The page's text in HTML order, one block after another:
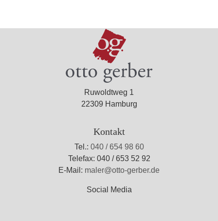
Ruwoldtweg 1
22309 Hamburg
Kontakt
Tel.: 040 / 654 98 60
Telefax: 040 / 653 52 92
E-Mail: maler@otto-gerber.de
Social Media